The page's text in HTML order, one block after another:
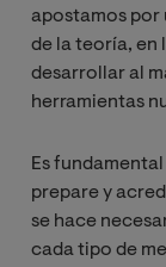
apostamos por
de la teoría, en
desarrollar al
herramientas
Es
prepare y
se hace
cada tipo de